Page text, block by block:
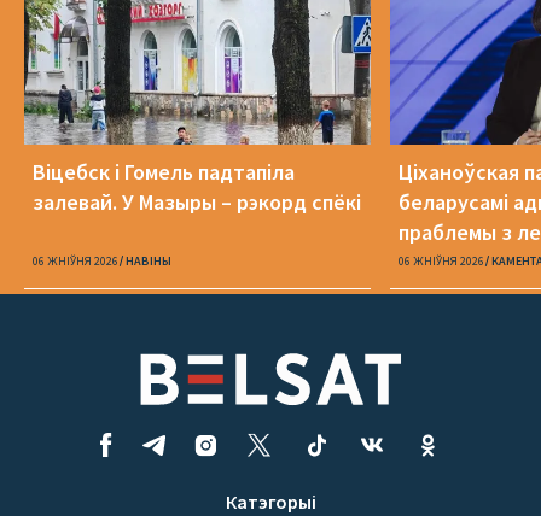
Віцебск і Гомель падтапіла
залевай. У Мазыры – рэкорд спёкі
06 ЖНІЎНЯ 2026 НАВІНЫ
Ціханоўская
беларусамі
праблемы з
06 ЖНІЎНЯ 2026
Катэгорыі